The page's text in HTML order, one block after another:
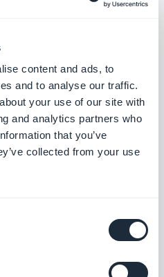
content and ads, to
and to analyse our traffic.
your use of our site with
and analytics partners who
that you’ve
collected from your use
App-begivenheder
Pixel (tidligere Facebook
Event Analytics SDK i
dine brugeres
din